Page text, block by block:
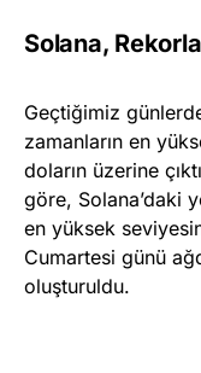
Solana,
Geçtiğimiz
zamanların en
doların üzerine
göre, Solana’daki
en yüksek
Cumartesi günü
oluşturuldu.